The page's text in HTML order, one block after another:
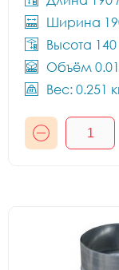
Ширина
Высота
Объём
Вес: 0.251